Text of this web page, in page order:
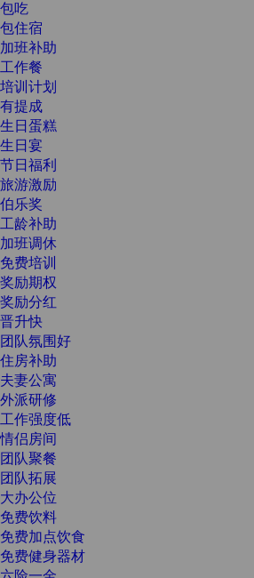
包吃
包住宿
加班补助
工作餐
培训计划
有提成
生日蛋糕
生日宴
节日福利
旅游激励
伯乐奖
工龄补助
加班调休
免费培训
奖励期权
奖励分红
晋升快
团队氛围好
住房补助
夫妻公寓
外派研修
工作强度低
情侣房间
团队聚餐
团队拓展
大办公位
免费饮料
免费加点饮食
免费健身器材